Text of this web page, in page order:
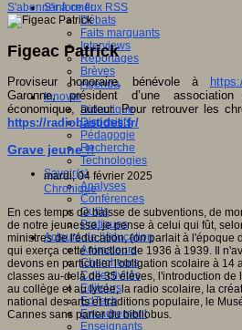
S'informer
Débats
Faits marquants
Interviews
Reportages
Brèves
Agenda
Innover
Didactique
Dispositifs
Pédagogie
Recherche
Technologies
Savoir(s)
Analyses
Conférences
Outils
Pratiques
Acteurs de l'éducation
Animateurs
Chercheurs
Collectivités
Editeurs
EdTech
Encadrement
Enseignants
S'abonner à ce flux RSS
Figeac Patrick
Proviseur honoraire, bénévole à
Garonne, président d’une
économique, auteur. Pour retrouver les
https://radiobastides.fr/
Grave jeune !!
mardi, 04 février 2025
Chronique
En ces temps de baisse de subventions, de
de notre jeunesse, je pense à celui qui fût,
ministres de l'éducation, (on parlait à l'époque
qui exerça cette fonction de 1936 à 1939. Il
devons en particulier l'obligation scolaire à 14
classes au-delà de 35 élèves, l'introduction de
au collège et au lycée, la radio scolaire, la
national des arts et traditions populaire, le
Cannes sans parler du bibliobus.